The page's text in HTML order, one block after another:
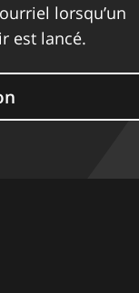
lorsqu’un
est lancé.